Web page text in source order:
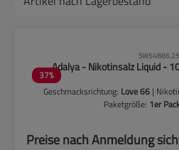
37%
SW54886.25
Adalya - Nikotinsalz Liquid -
Geschmacksrichtung: Love 66 |
Paketgröße: 1er
Preise nach Anmeldung